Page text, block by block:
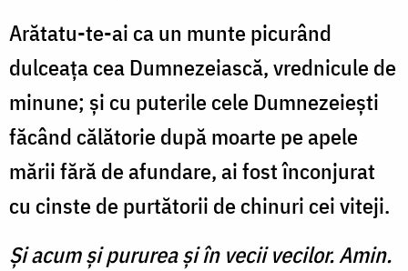
Arătatu-te-ai ca un munte picurând
dulceaţa cea Dumnezeiască, vrednicule de
minune; şi cu puterile cele Dumnezeieşti
făcând călătorie după moarte pe apele
mării fără de afundare, ai fost înconjurat
cu cinste de purtătorii de chinuri cei viteji.
Şi acum şi pururea şi în vecii vecilor. Amin.